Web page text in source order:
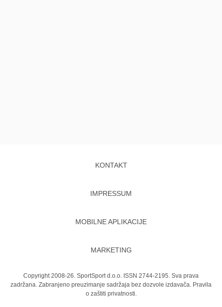
KONTAKT
IMPRESSUM
MOBILNE APLIKACIJE
MARKETING
Copyright 2008-26. SportSport d.o.o. ISSN 2744-2195. Sva prava
zadržana. Zabranjeno preuzimanje sadržaja bez dozvole izdavača. Pravila
o zaštiti privatnosti.